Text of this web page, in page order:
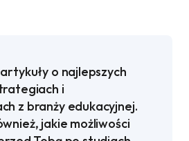
o najlepszych
i
z branży edukacyjnej.
jakie możliwości